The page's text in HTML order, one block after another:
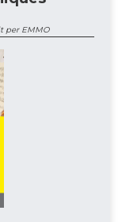
per EMMO